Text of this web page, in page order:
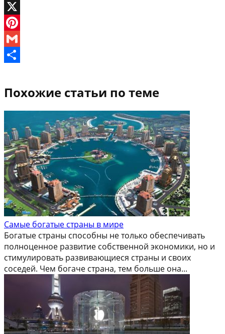
Viber
X
Pinterest
Gmail
Похожие статьи по теме
Самые богатые страны в мире
Богатые страны способны не только обеспечивать
полноценное развитие собственной экономики, но и
стимулировать развивающиеся страны и своих
соседей. Чем богаче страна, тем больше она...